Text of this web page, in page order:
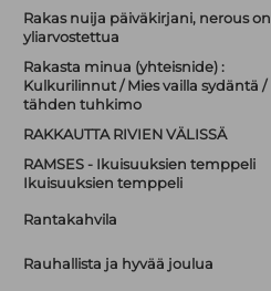
Rakas nuija päiväkirjani, nerous on
yliarvostettua
Rakasta minua (yhteisnide) :
Kulkurilinnut / Mies vailla sydäntä /
tähden tuhkimo
RAKKAUTTA RIVIEN VÄLISSÄ
RAMSES - Ikuisuuksien temppeli
Ikuisuuksien temppeli
Rantakahvila
Rauhallista ja hyvää joulua